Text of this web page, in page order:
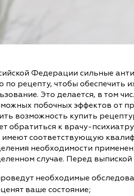
Федерации сильные
по рецепту, чтобы обеспечить
Это делается, в том
побочных эффектов от
возможность купить
обратиться к врачу-
имеют соответствующую
необходимости
случае. Перед выпиской
необходимые
ваше состояние;